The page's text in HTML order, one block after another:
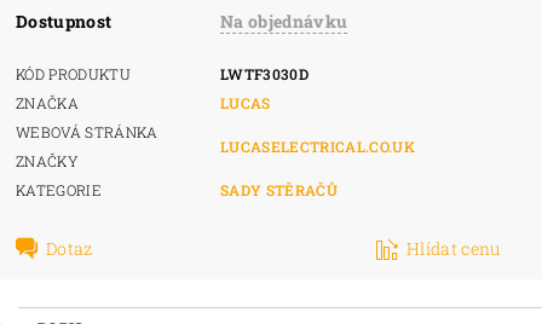
Dostupnost Na objednávku
KÓD PRODUKTU
LWTF3030D
ZNAČKA
LUCAS
WEBOVÁ STRÁNKA
ZNAČKY
LUCASELECTRICAL.CO.UK
KATEGORIE SADY STĚRAČŮ
Dotaz Hlídat cenu